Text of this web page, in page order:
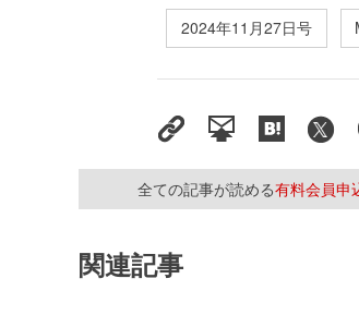
2024年11月27日号
全ての記事が読める有料会員申
関連記事